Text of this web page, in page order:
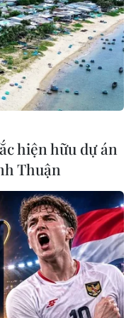
19 cho người dân tại
TTXVN)
cho biết ban cố
hiện hữu dự án
Thuận